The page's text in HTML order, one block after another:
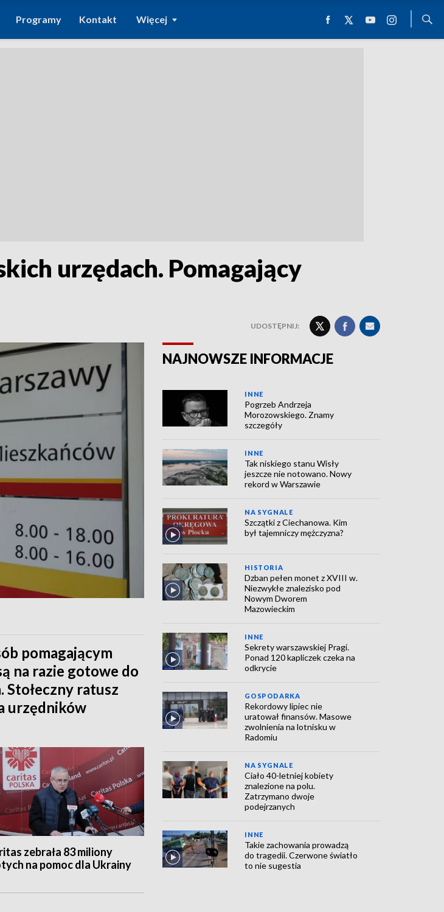
Programy Kontakt Więcej
urzędach. Pomagający
UDOSTĘPNIJ:
pomagającym
na razie gotowe do
Stołeczny ratusz
urzędników
zebrała 83 miliony
na pomoc dla Ukrainy
NAJNOWSZE INFORMACJE
INNE
Pogrzeb Andrzeja
Morozowskiego. Znamy
szczegóły
INNE
Tak niskiego stanu Wisły
jeszcze nie notowano. Nowy
rekord w Warszawie
NA SYGNALE
Szczątki z Ciechanowa. Kim
był tajemniczy mężczyzna?
HISTORIA
Dzban pełen monet z XVIII w.
Niezwykłe znalezisko pod
Nowym Dworem
Mazowieckim
INNE
Sekrety warszawskiej Pragi.
Ponad 120 kapliczek czeka na
odkrycie
GOSPODARKA
Rekordowy lipiec nie
uratował finansów. Masowe
zwolnienia na lotnisku w
Radomiu
NA SYGNALE
Ciało 40-letniej kobiety
znalezione na polu.
Zatrzymano dwoje
podejrzanych
INNE
Takie zachowania prowadzą
do tragedii. Czerwone światło
to nie sugestia